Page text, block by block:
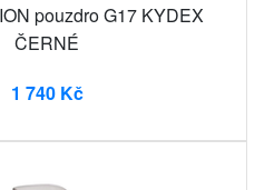
pouzdro G17 KYDEX
ČERNÉ
1 740 Kč